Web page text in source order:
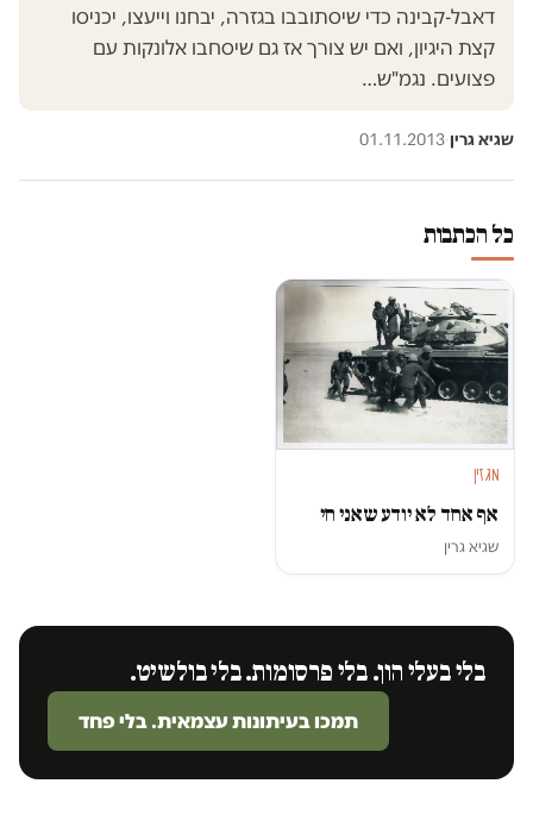
דאבל-קבינה כדי שיסתובבו בגזרה, יבחנו וייעצו, יכניסו
קצת היגיון, ואם יש צורך אז גם שיסחבו אלונקות עם
פצועים. נגמ"ש…
שגיא גרין·
01.11.2013
כל הכתבות
מגזין
אף אחד לא יודע שאני חי
שגיא גרין
בלי בעלי הון. בלי פרסומות. בלי בולשיט.
תמכו בעיתונות עצמאית. בלי פחד